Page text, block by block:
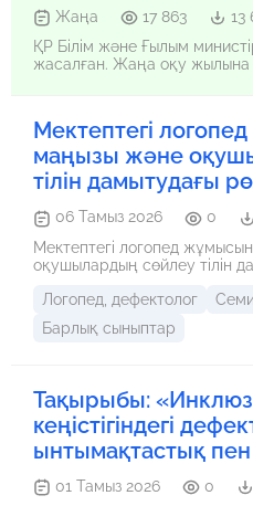
Жаңа 17 863
13
ҚР Білім және Ғылым
жасалған. Жаңа оқу жылына
Мектептегі
маңызы және
тілін дамытудағы
06 Тамыз 2026 0
Мектептегі логопед
оқушылардың сөйлеу тілін
Логопед, дефектолог
Барлық сыныптар
Тақырыбы:
кеңістігіндегі
ынтымақтастық
01 Тамыз 2026 0